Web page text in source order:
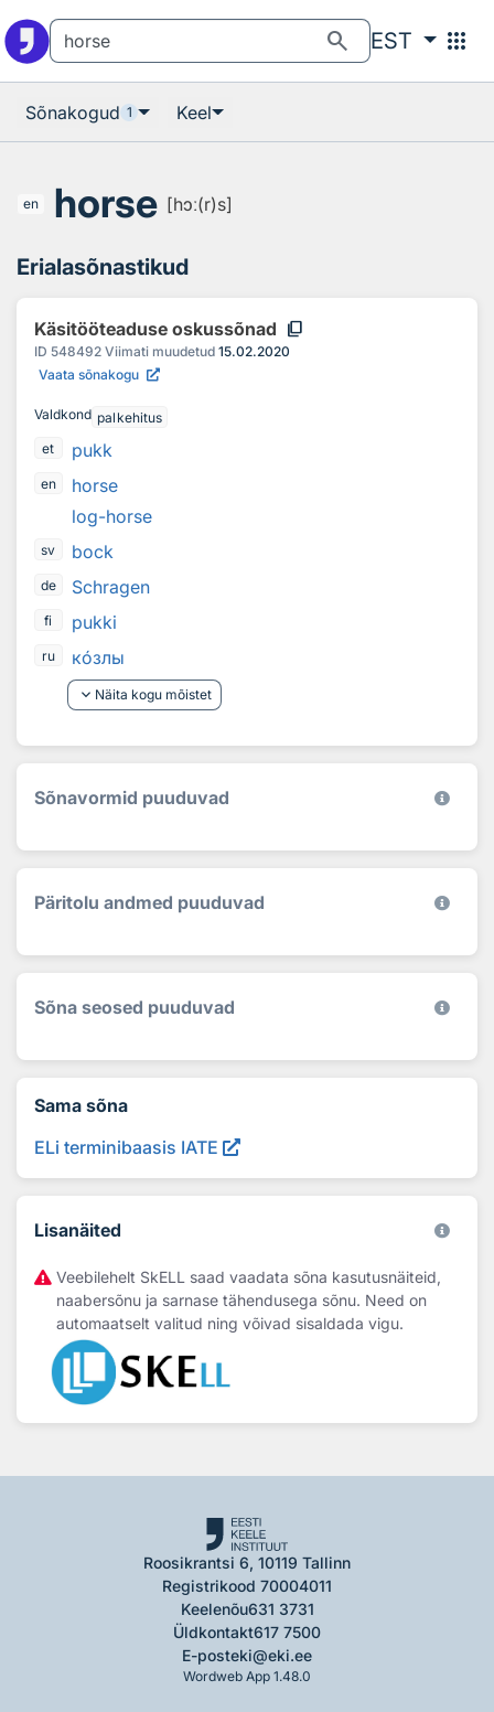
search EST apps
Sõnakogud 1 Keel
en horse [hɔː(r)s]
Erialasõnastikud
Käsitööteaduse oskussõnad content_copy
ID 548492 Viimati muudetud 15.02.2020
Vaata sõnakogu
Valdkond palkehitus
et
pukk
en
horse
log-horse
sv bock
de Schragen
fi pukki
ru козлы
keyboard_arrow_down Näita kogu mõistet
Sõnavormid puuduvad
Päritolu andmed puuduvad
Sõna seosed puuduvad
Sama sõna
ELi terminibaasis IATE
Lisanäited
Veebilehelt SkELL saad vaadata sõna kasutusnäiteid,
naabersõnu ja sarnase tähendusega sõnu. Need on
automaatselt valitud ning võivad sisaldada vigu.
Roosikrantsi 6, 10119 Tallinn
Registrikood 70004011
Keelenõu631 3731
Üldkontakt617 7500
E-posteki@eki.ee
Wordweb App 1.48.0